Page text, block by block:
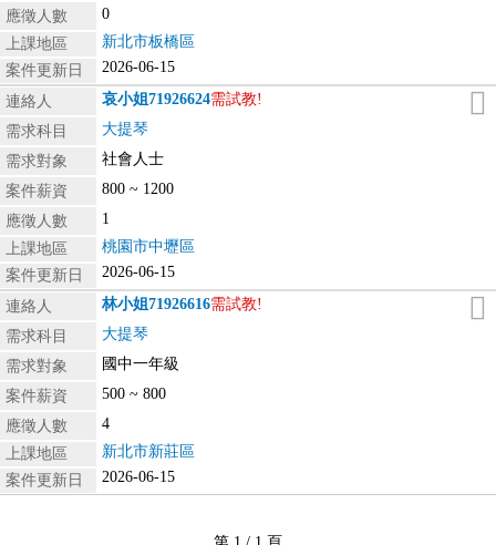
應徵人數
0
上課地區
新北市板橋區
案件更新日
2026-06-15
連絡人 哀小姐71926624需試教!
需求科目
大提琴
需求對象
社會人士
案件薪資
800 ~ 1200
應徵人數
1
上課地區
桃園市中壢區
案件更新日
2026-06-15
連絡人 林小姐71926616需試教!
需求科目
大提琴
需求對象
國中一年級
案件薪資
500 ~ 800
應徵人數
4
上課地區
新北市新莊區
案件更新日
2026-06-15